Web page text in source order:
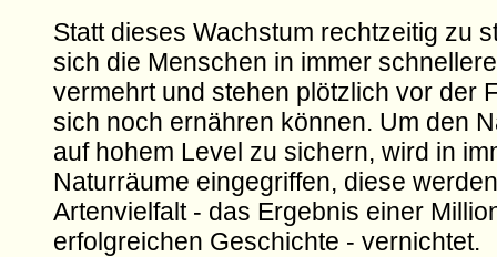
Statt dieses Wachstum rechtzeitig zu
sich die Menschen in immer
vermehrt und stehen plötzlich vor der
sich noch ernähren können. Um den
auf hohem Level zu sichern, wird in
Naturräume eingegriffen, diese
Artenvielfalt - das Ergebnis einer
erfolgreichen Geschichte - vernichtet.